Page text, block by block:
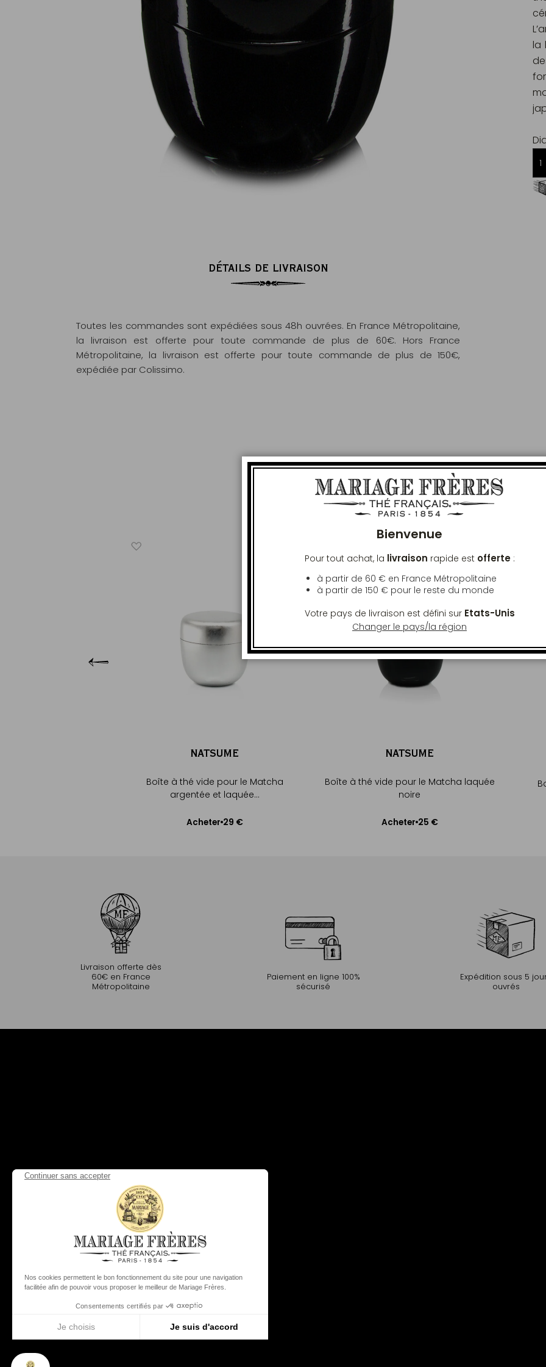
la
DÉTAILS DE LIVRAISON
Toutes les commandes sont expédiées sous 48h ouvrées. En France Métropolitaine,
la livraison est offerte pour toute commande de plus de 60€. Hors France
Métropolitaine, la livraison est offerte pour toute commande de plus de 150€,
expédiée par Colissimo.
VOUS AIMEREZ AUSSI
NATSUME
Boîte à thé vide pour le Matcha
argentée et laquée...
Acheter 29 €
NATSUME
Boîte à thé vide pour le Matcha laquée
noire
Acheter 25 €
Livraison offerte dès
60€ en France
Métropolitaine
Paiement en ligne 100%
sécurisé
Expédition sous 5
ouvrés
Bienvenue
Pour tout achat, la livraison rapide est offerte:
à partir de 60 € en France Métropolitaine
à partir de 150 € pour le reste du monde
Votre pays de livraison est défini sur Etats-Unis
Changer le pays/la région